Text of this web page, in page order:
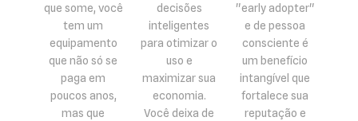
que some, você
tem um
equipamento
que não só se
paga em
poucos anos,
mas que
decisões
inteligentes
para otimizar o
uso e
maximizar sua
economia.
Você deixa de
"early adopter"
e de pessoa
consciente é
um benefício
intangível que
fortalece sua
reputação e